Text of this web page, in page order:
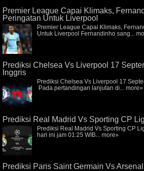
Premier League Capai Klimaks,
Peringatan Untuk Liverpool
Premier League Capai Klimaks,
Untuk Liverpool Fernandinho sang...
Prediksi Chelsea Vs Liverpool 17
Inggris
Prediksi Chelsea Vs Liverpool 17
Pada pertandingan lanjutan di... more»
Prediksi Real Madrid Vs Sporting CP
Prediksi Real Madrid Vs Sporting CP
hari ini jam 01:25 WIB... more»
Prediksi Paris Saint Germain Vs